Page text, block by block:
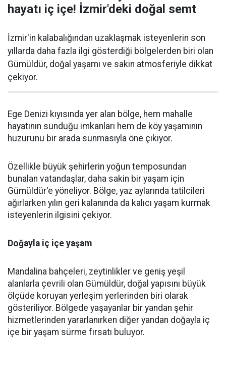
hayatı iç içe! İzmir'deki doğal semt
İzmir'in kalabalığından uzaklaşmak isteyenlerin son
yıllarda daha fazla ilgi gösterdiği bölgelerden biri olan
Gümüldür, doğal yaşamı ve sakin atmosferiyle dikkat
çekiyor.
Ege Denizi kıyısında yer alan bölge, hem mahalle
hayatının sunduğu imkanları hem de köy yaşamının
huzurunu bir arada sunmasıyla öne çıkıyor.
Özellikle büyük şehirlerin yoğun temposundan
bunalan vatandaşlar, daha sakin bir yaşam için
Gümüldür'e yöneliyor. Bölge, yaz aylarında tatilcileri
ağırlarken yılın geri kalanında da kalıcı yaşam kurmak
isteyenlerin ilgisini çekiyor.
Doğayla iç içe yaşam
Mandalina bahçeleri, zeytinlikler ve geniş yeşil
alanlarla çevrili olan Gümüldür, doğal yapısını büyük
ölçüde koruyan yerleşim yerlerinden biri olarak
gösteriliyor. Bölgede yaşayanlar bir yandan şehir
hizmetlerinden yararlanırken diğer yandan doğayla iç
içe bir yaşam sürme fırsatı buluyor.